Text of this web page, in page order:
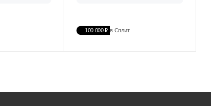
100 000 ₽ в Сплит